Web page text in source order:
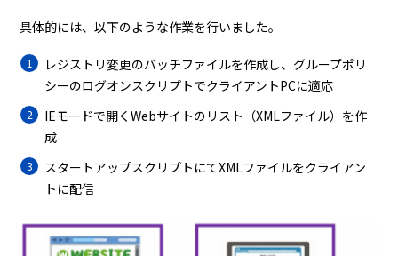
具体的には、以下のような作業を行いました。
レジストリ変更のバッチファイルを作成し、グループポリ
シーのログオンスクリプトでクライアントPCに適応
IEモードで開くWebサイトのリスト（XMLファイル）を作
成
スタートアップスクリプトにてXMLファイルをクライアン
トに配信